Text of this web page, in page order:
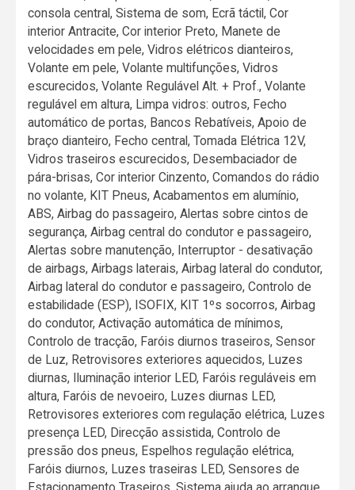
consola central, Sistema de som, Ecrã táctil, Cor
interior Antracite, Cor interior Preto, Manete de
velocidades em pele, Vidros elétricos dianteiros,
Volante em pele, Volante multifunções, Vidros
escurecidos, Volante Regulável Alt. + Prof., Volante
regulável em altura, Limpa vidros: outros, Fecho
automático de portas, Bancos Rebatíveis, Apoio de
braço dianteiro, Fecho central, Tomada Elétrica 12V,
Vidros traseiros escurecidos, Desembaciador de
pára-brisas, Cor interior Cinzento, Comandos do rádio
no volante, KIT Pneus, Acabamentos em alumínio,
ABS, Airbag do passageiro, Alertas sobre cintos de
segurança, Airbag central do condutor e passageiro,
Alertas sobre manutenção, Interruptor - desativação
de airbags, Airbags laterais, Airbag lateral do condutor,
Airbag lateral do condutor e passageiro, Controlo de
estabilidade (ESP), ISOFIX, KIT 1ºs socorros, Airbag
do condutor, Activação automática de mínimos,
Controlo de tracção, Faróis diurnos traseiros, Sensor
de Luz, Retrovisores exteriores aquecidos, Luzes
diurnas, Iluminação interior LED, Faróis reguláveis em
altura, Faróis de nevoeiro, Luzes diurnas LED,
Retrovisores exteriores com regulação elétrica, Luzes
presença LED, Direcção assistida, Controlo de
pressão dos pneus, Espelhos regulação elétrica,
Faróis diurnos, Luzes traseiras LED, Sensores de